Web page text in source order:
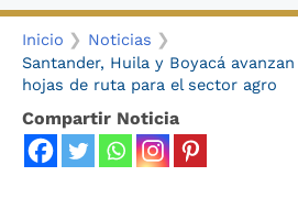
Inicio
Noticias
Santander, Huila y Boyacá
hojas de ruta para el sector agro
Compartir Noticia